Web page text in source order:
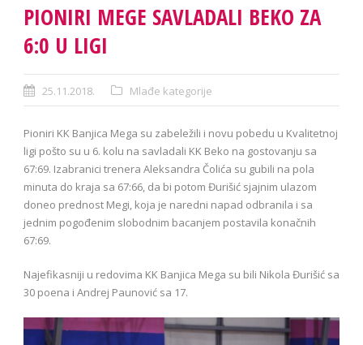
PIONIRI MEGE SAVLADALI BEKO ZA
6:0 U LIGI
25.11.2018. Mlađe kategorije
Pioniri KK Banjica Mega su zabeležili i novu pobedu u Kvalitetnoj
ligi pošto su u 6. kolu na savladali KK Beko na gostovanju sa
67:69. Izabranici trenera Aleksandra Čolića su gubili na pola
minuta do kraja sa 67:66, da bi potom Đurišić sjajnim ulazom
doneo prednost Megi, koja je naredni napad odbranila i sa
jednim pogođenim slobodnim bacanjem postavila konačnih
67:69.
Najefikasniji u redovima KK Banjica Mega su bili Nikola Đurišić sa
30 poena i Andrej Paunović sa 17.